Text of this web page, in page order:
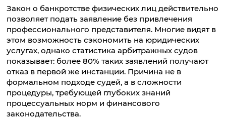
Закон о банкротстве физических лиц действительно
позволяет подать заявление без привлечения
профессионального представителя. Многие видят в
этом возможность сэкономить на юридических
услугах, однако статистика арбитражных судов
показывает: более 80% таких заявлений получают
отказ в первой же инстанции. Причина не в
формальном подходе судей, а в сложности
процедуры, требующей глубоких знаний
процессуальных норм и финансового
законодательства.